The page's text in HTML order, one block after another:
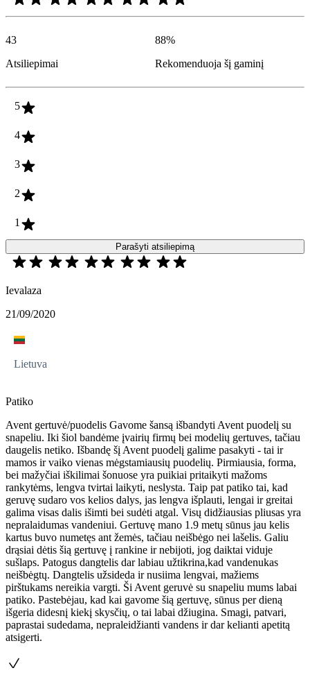
43
Atsiliepimai
88%
Rekomenduoja šį gaminį
5
4
3
2
1
Parašyti atsiliepimą
Ievalaza
21/09/2020
Lietuva
Patiko
Avent gertuvė/puodelis Gavome šansą išbandyti Avent puodelį su
snapeliu. Iki šiol bandėme įvairių firmų bei modelių gertuves, tačiau
daugelis netiko. Išbandę šį Avent puodelį galime pasakyti - tai ir
mamos ir vaiko vienas mėgstamiausių puodelių. Pirmiausia, forma,
bei mažyčiai iškilimai šonuose yra puikiai pritaikyti mažoms
rankytėms, lengva tvirtai laikyti, neslysta. Taip pat patiko tai, kad
geruvę sudaro vos kelios dalys, jas lengva išplauti, lengai ir greitai
galima visas dalis išimti bei sudėti atgal. Visų didžiausias pliusas yra
nepralaidumas vandeniui. Gertuvę mano 1.9 metų sūnus jau kelis
kartus buvo numetęs ant žemės, tačiau neišbėgo nei lašelis. Galiu
drąsiai dėtis šią gertuvę į rankine ir nebijoti, jog daiktai viduje
sušlaps. Patogus dangtelis dar labiau užtikrina,kad vandenukas
neišbėgtų. Dangtelis užsideda ir nusiima lengvai, mažiems
pirštukams nereikia vargti. Ši Avent geruvė su snapeliu mums labai
patiko. Pastebėjau, kad kai gavome šią gertuvę, sūnus per dieną
išgeria didesnį kiekį skysčių, o tai labai džiugina. Smagi, patvari,
paprastai sudedama, nepraleidžianti vandens ir dar kelianti apetitą
atsigerti.